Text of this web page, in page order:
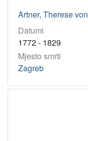
Artner, Therese von
Datumi
1772 - 1829
Mjesto smrti
Zagreb